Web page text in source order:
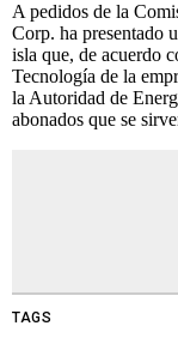
A pedidos de la
Corp. ha presentado
isla que, de acuerdo
Tecnología de la
la Autoridad de
abonados que se
TAGS